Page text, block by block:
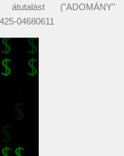
("ADOMÁNY"
04680611